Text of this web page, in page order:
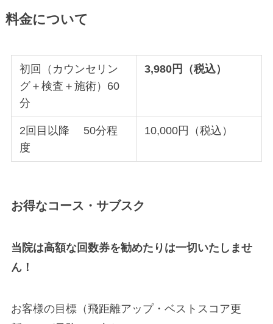
料金について
初回（カウンセリン
グ＋検査＋施術）60
分
3,980円（税込）
2回目以降 50分程
度
10,000円（税込）
お得なコース・サブスク
当院は高額な回数券を勧めたりは一切いたしませ
ん！
お客様の目標（飛距離アップ・ベストスコア更